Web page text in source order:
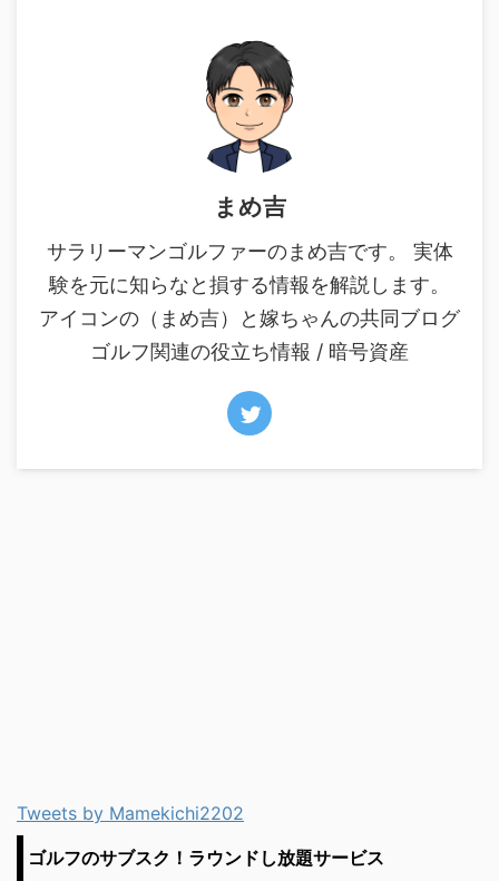
まめ吉
サラリーマンゴルファーのまめ吉です。 実体
験を元に知らなと損する情報を解説します。
アイコンの（まめ吉）と嫁ちゃんの共同ブログ
ゴルフ関連の役立ち情報 / 暗号資産
Tweets by Mamekichi2202
ゴルフのサブスク！ラウンドし放題サービス